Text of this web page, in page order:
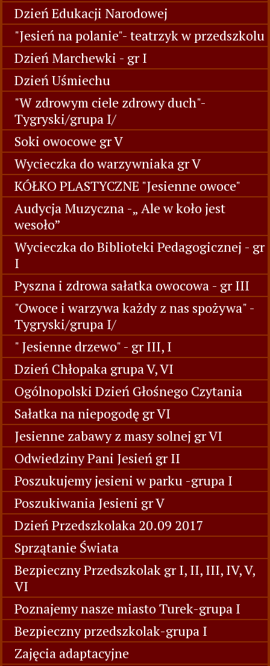
Dzień Edukacji Narodowej
"Jesień na polanie"- teatrzyk w przedszkolu
Dzień Marchewki - gr I
Dzień Uśmiechu
"W zdrowym ciele zdrowy duch"-
Tygryski/grupa I/
Soki owocowe gr V
Wycieczka do warzywniaka gr V
KÓŁKO PLASTYCZNE "Jesienne owoce"
Audycja Muzyczna -„ Ale w koło jest
wesoło”
Wycieczka do Biblioteki Pedagogicznej - gr
I
Pyszna i zdrowa sałatka owocowa - gr III
"Owoce i warzywa każdy z nas spożywa" -
Tygryski/grupa I/
" Jesienne drzewo" - gr III, I
Dzień Chłopaka grupa V, VI
Ogólnopolski Dzień Głośnego Czytania
Sałatka na niepogodę gr VI
Jesienne zabawy z masy solnej gr VI
Odwiedziny Pani Jesień gr II
Poszukujemy jesieni w parku -grupa I
Poszukiwania Jesieni gr V
Dzień Przedszkolaka 20.09 2017
Sprzątanie Świata
Bezpieczny Przedszkolak gr I, II, III, IV, V,
VI
Poznajemy nasze miasto Turek-grupa I
Bezpieczny przedszkolak-grupa I
Zajęcia adaptacyjne